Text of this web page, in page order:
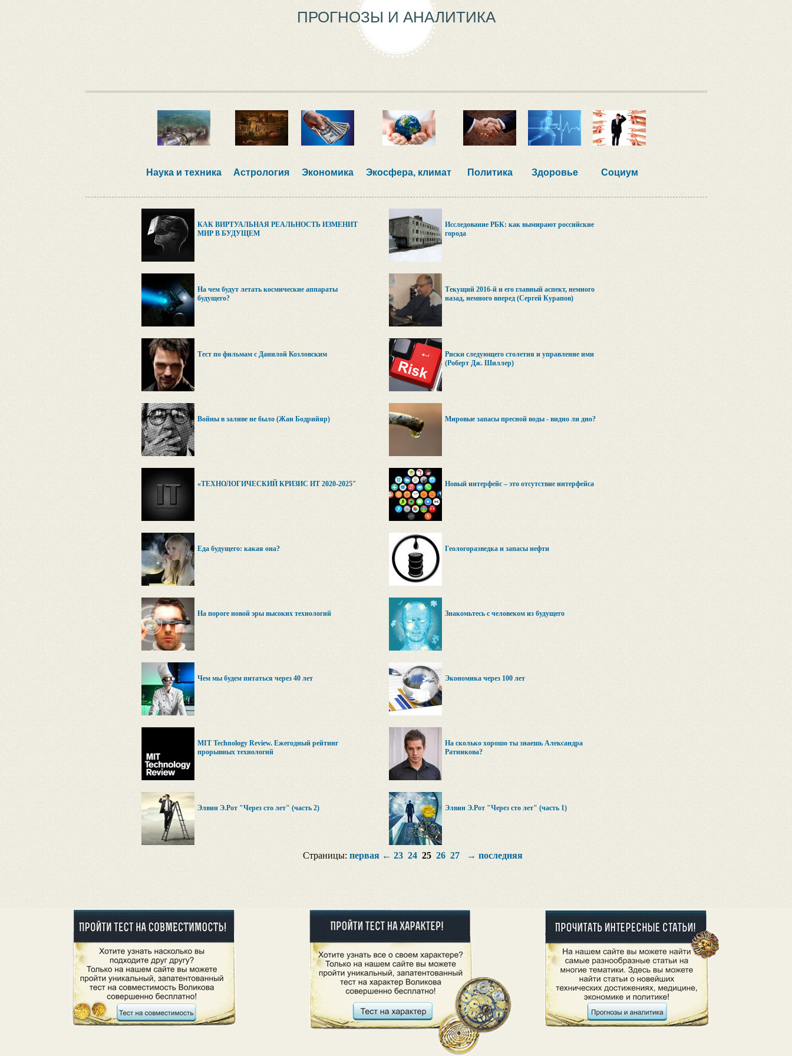
ПРОГНОЗЫ И АНАЛИТИКА
Наука и техника Астрология Экономика Экосфера, климат Политика Здоровье Социум
КАК ВИРТУАЛЬНАЯ РЕАЛЬНОСТЬ ИЗМЕНИТ
МИР В БУДУЩЕМ
Исследование РБК: как вымирают российские
города
На чем будут летать космические аппараты
будущего?
Текущий 2016-й и его главный аспект, немного
назад, немного вперед (Сергей Курапов)
Тест по фильмам с Данилой Козловским
Риски следующего столетия и управление ими
(Роберт Дж. Шиллер)
Войны в заливе не было (Жан Бодрийяр) Мировые запасы пресной воды - видно ли дно?
«ТЕХНОЛОГИЧЕСКИЙ КРИЗИС ИТ 2020-2025″ Новый интерфейс – это отсутствие интерфейса
Еда будущего: какая она? Геологоразведка и запасы нефти
На пороге новой эры высоких технологий Знакомьтесь с человеком из будущего
Чем мы будем питаться через 40 лет Экономика через 100 лет
MIT Technology Review. Ежегодный рейтинг
прорывных технологий
На сколько хорошо ты знаешь Александра
Ратникова?
Элвин Э.Рот "Через сто лет" (часть 2) Элвин Э.Рот "Через сто лет" (часть 1)
Страницы: первая← 23 24 25 26 27 → последняя